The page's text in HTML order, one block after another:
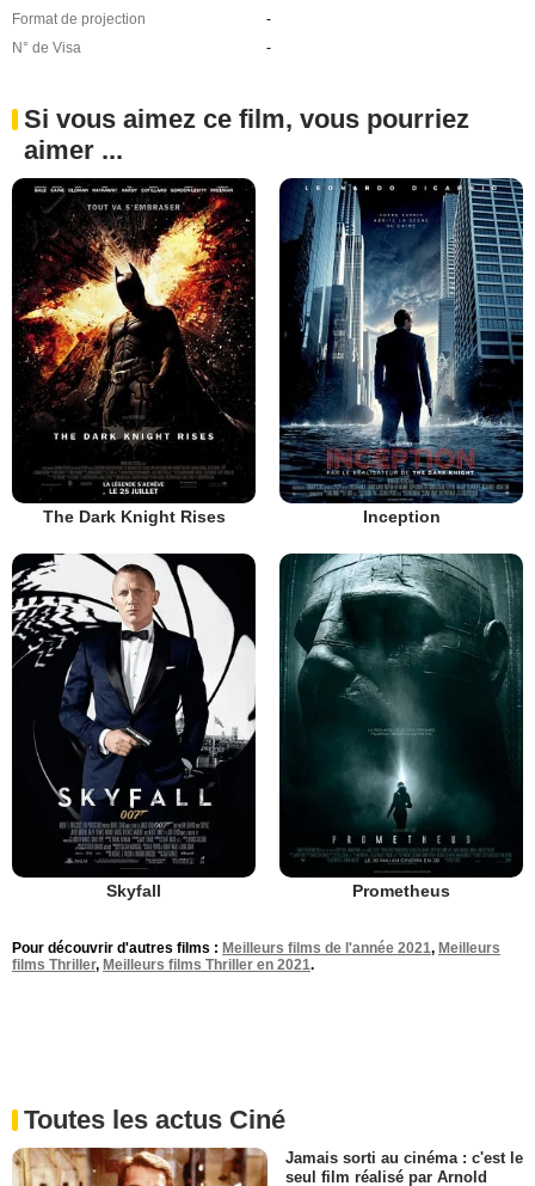
Format de projection
-
N° de Visa
-
Si vous aimez ce film, vous pourriez
aimer ...
The Dark Knight Rises Inception
Skyfall Prometheus
Pour découvrir d'autres films : Meilleurs films de l'année 2021, Meilleurs
films Thriller, Meilleurs films Thriller en 2021.
Toutes les actus Ciné
Jamais sorti au cinéma : c'est le
seul film réalisé par Arnold